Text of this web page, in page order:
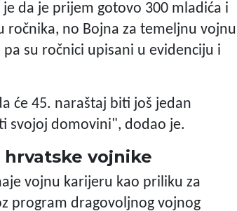
da je prijem gotovo 300 mladića i
no Bojna za temeljnu vojnu
su ročnici upisani u evidenciju i
će 45. naraštaj biti još jedan
svojoj domovini", dodao je.
vojnike
vojnu karijeru kao priliku za
program dragovoljnog vojnog